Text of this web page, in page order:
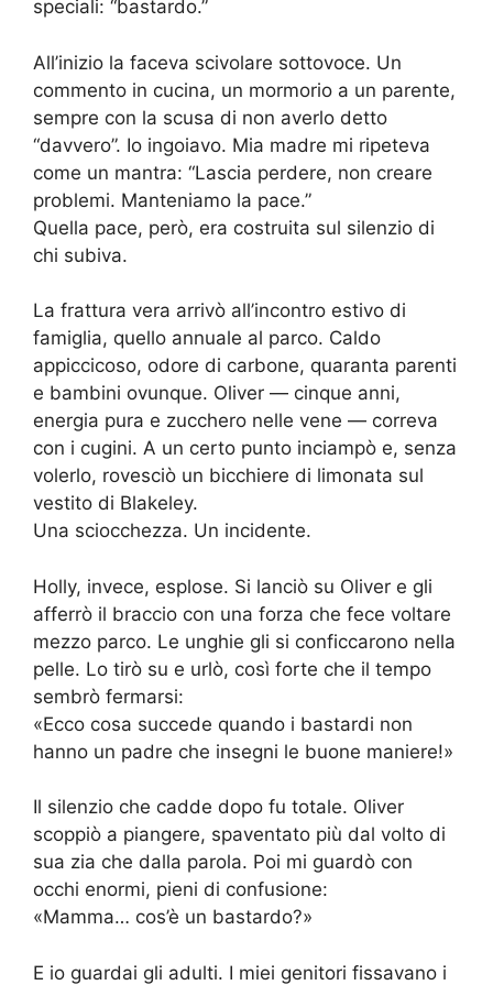
speciali: “bastardo.”
All’inizio la faceva scivolare sottovoce. Un
commento in cucina, un mormorio a un parente,
sempre con la scusa di non averlo detto
“davvero”. Io ingoiavo. Mia madre mi ripeteva
come un mantra: “Lascia perdere, non creare
problemi. Manteniamo la pace.”
Quella pace, però, era costruita sul silenzio di
chi subiva.
La frattura vera arrivò all’incontro estivo di
famiglia, quello annuale al parco. Caldo
appiccicoso, odore di carbone, quaranta parenti
e bambini ovunque. Oliver — cinque anni,
energia pura e zucchero nelle vene — correva
con i cugini. A un certo punto inciampò e, senza
volerlo, rovesciò un bicchiere di limonata sul
vestito di Blakeley.
Una sciocchezza. Un incidente.
Holly, invece, esplose. Si lanciò su Oliver e gli
afferrò il braccio con una forza che fece voltare
mezzo parco. Le unghie gli si conficcarono nella
pelle. Lo tirò su e urlò, così forte che il tempo
sembrò fermarsi:
«Ecco cosa succede quando i bastardi non
hanno un padre che insegni le buone maniere!»
Il silenzio che cadde dopo fu totale. Oliver
scoppiò a piangere, spaventato più dal volto di
sua zia che dalla parola. Poi mi guardò con
occhi enormi, pieni di confusione:
«Mamma… cos’è un bastardo?»
E io guardai gli adulti. I miei genitori fissavano i